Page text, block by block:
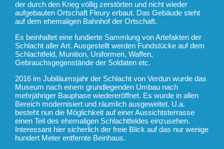
der durch den Krieg völlig zerstörten und nicht wieder
aufgebauten Ortschaft Fleury erbaut. Das Gebäude steht
auf dem ehemaligen Bahnhof der Ortschaft.
Es beinhaltet eine fundierte Sammlung von Artefakten der
Schlacht aller Art. Ausgestellt werden Fundstücke auf dem
Schlachtfeld, Munition, Uniformen, Waffen,
Gebrauchsgegenstände der Soldaten etc.
2016 im Jubiläumsjahr der Schlacht von Verdun wurde das
Museum nach einem grundlegenden Umbau nach
mehrjähriger Bauphase wiedereröffnet. Es wurde in allen
Bereich modernisiert und räumlich ausgeweitet. U.a.
besteht nun die Möglichkeit auf einer Aussichtsterrasse
einen Teil des ehemaligen Schlachtfeldes einzusehen.
Interessant hier sicherlich der freie Blick auf das nur wenige
hundert Meter entfernte Beinhaus.